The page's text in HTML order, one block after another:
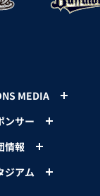
MEDIA
ンサー
情報
ジアム